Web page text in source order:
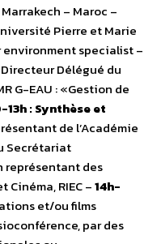
– Maroc –
Pierre et Marie
environment specialist –
Délégué du
G-EAU : «Gestion de
13h : Synthèse et
de l’Académie
Secrétariat
représentant des
RIEC –14h-
et/ou films
par des